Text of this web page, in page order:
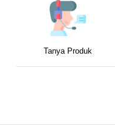
Tanya Produk